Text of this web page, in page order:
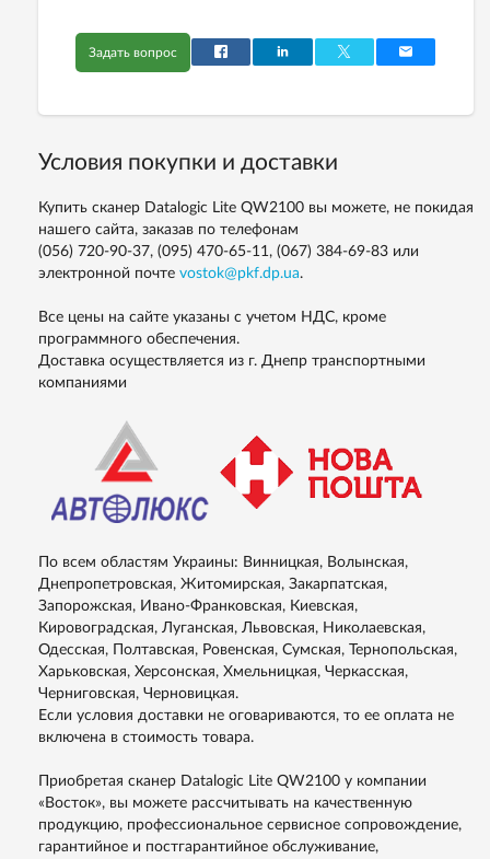
Задать вопрос
Условия покупки и доставки
Купить сканер Datalogic Lite QW2100 вы можете, не покидая
нашего сайта, заказав по телефонам
(056) 720-90-37, (095) 470-65-11, (067) 384-69-83 или
электронной почте vostok@pkf.dp.ua.
Все цены на сайте указаны с учетом НДС, кроме
программного обеспечения.
Доставка осуществляется из г. Днепр транспортными
компаниями
По всем областям Украины: Винницкая, Волынская,
Днепропетровская, Житомирская, Закарпатская,
Запорожская, Ивано-Франковская, Киевская,
Кировоградская, Луганская, Львовская, Николаевская,
Одесская, Полтавская, Ровенская, Сумская, Тернопольская,
Харьковская, Херсонская, Хмельницкая, Черкасская,
Черниговская, Черновицкая.
Если условия доставки не оговариваются, то ее оплата не
включена в стоимость товара.
Приобретая сканер Datalogic Lite QW2100 у компании
«Восток», вы можете рассчитывать на качественную
продукцию, профессиональное сервисное сопровождение,
гарантийное и постгарантийное обслуживание,